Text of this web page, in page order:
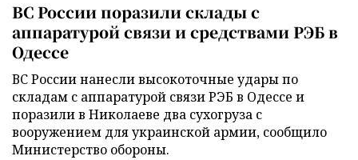
ВС России поразили склады с
аппаратурой связи и средствами РЭБ в
Одессе
ВС России нанесли высокоточные удары по
складам с аппаратурой связи РЭБ в Одессе и
поразили в Николаеве два сухогруза с
вооружением для украинской армии, сообщило
Министерство обороны.